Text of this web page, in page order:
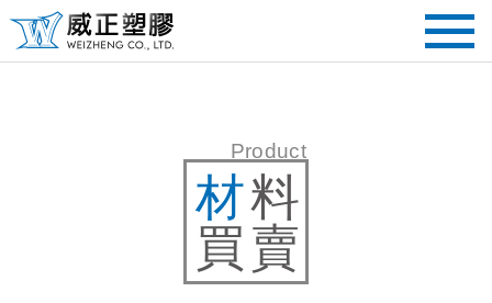
Product
材料
買賣